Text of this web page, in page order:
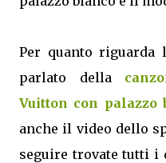
Per quanto riguarda
parlato della
Vuitton con palazzo
anche il video dello
seguire trovate tutti i